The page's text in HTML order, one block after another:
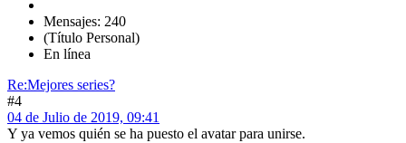
Mensajes: 240
(Título Personal)
En línea
Re:Mejores series?
#4
04 de Julio de 2019, 09:41
Y ya vemos quién se ha puesto el avatar para unirse.